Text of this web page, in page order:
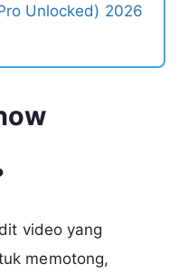
Unlocked) 2026
video yang
memotong,